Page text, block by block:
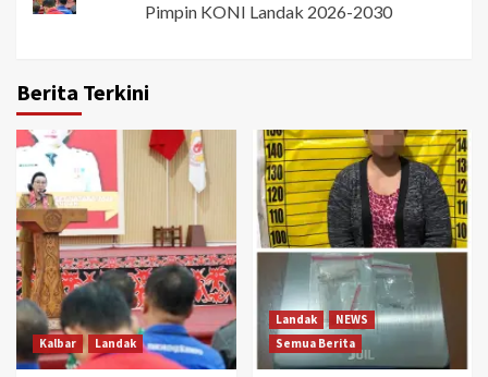
Pimpin KONI Landak 2026-2030
Berita Terkini
Kalbar Landak
Landak
NEWS
Semua Berita